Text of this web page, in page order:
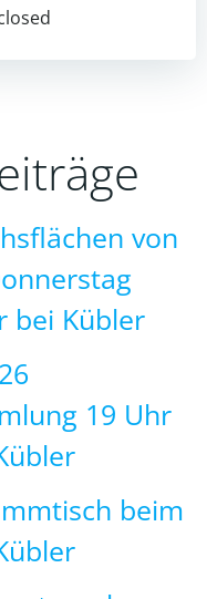
von
bei Kübler
19 Uhr
beim